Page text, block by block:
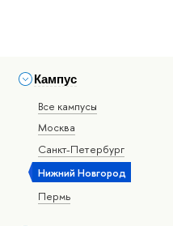
Кампус
Все кампусы
Москва
Санкт-Петербург
Нижний Новгород
Пермь